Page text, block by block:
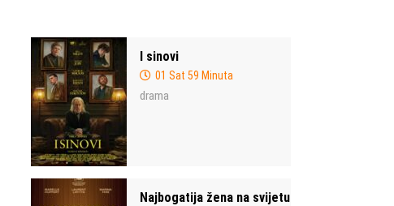
I sinovi
01 Sat 59 Minuta
drama
Najbogatija žena na svijetu